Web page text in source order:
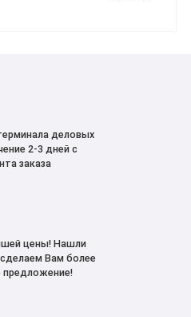
деловых
2-3 дней с
заказа
цены! Нашли
Вам более
предложение!